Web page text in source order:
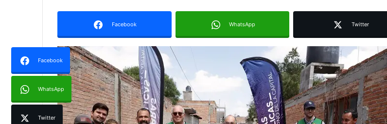
Facebook WhatsApp Twitter
Facebook
WhatsApp
Twitter